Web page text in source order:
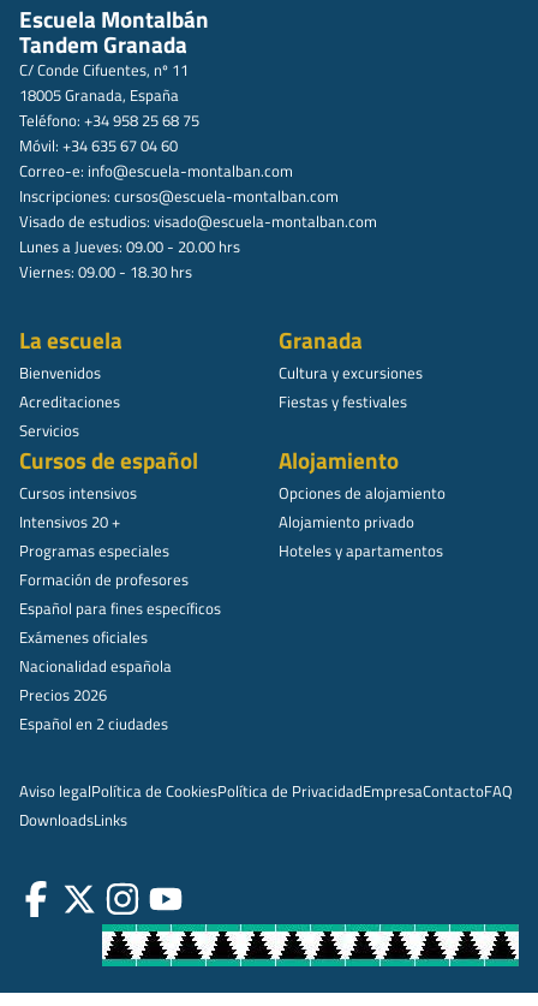
Escuela Montalbán
Tandem Granada
C/ Conde Cifuentes, nº 11
18005 Granada, España
Teléfono: +34 958 25 68 75
Móvil: +34 635 67 04 60
Correo-e: info@escuela-montalban.com
Inscripciones: cursos@escuela-montalban.com
Visado de estudios: visado@escuela-montalban.com
Lunes a Jueves: 09.00 - 20.00 hrs
Viernes: 09.00 - 18.30 hrs
La escuela
Bienvenidos
Acreditaciones
Servicios
Granada
Cultura y excursiones
Fiestas y festivales
Cursos de español
Cursos intensivos
Intensivos 20 +
Programas especiales
Formación de profesores
Español para fines específicos
Exámenes oficiales
Nacionalidad española
Precios 2026
Español en 2 ciudades
Alojamiento
Opciones de alojamiento
Alojamiento privado
Hoteles y apartamentos
Aviso legalPolítica de CookiesPolítica de PrivacidadEmpresaContactoFAQ
DownloadsLinks